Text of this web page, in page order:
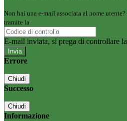
Non hai una e-mail associata al nome
tramite la
E-mail inviata, si prega di controllare
Errore
Chiudi
Successo
Chiudi
Informazione